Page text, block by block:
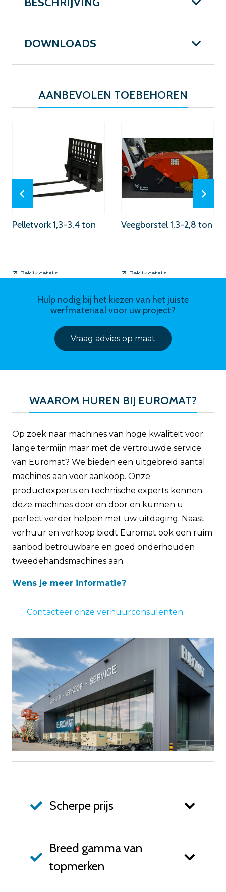
DOWNLOADS
AANBEVOLEN TOEBEHOREN
Pelletvork 1,3-3,4 ton
Bekijk details
Veegborstel 1,3-2,8 ton
Bekijk details
Hulp nodig bij het kiezen van het juiste
werfmateriaal voor uw project?
Vraag advies op maat
WAAROM HUREN BIJ EUROMAT?
Op zoek naar machines van hoge kwaliteit voor
lange termijn maar met de vertrouwde service
van Euromat? We bieden een uitgebreid aantal
machines aan voor aankoop. Onze
productexperts en technische experts kennen
deze machines door en door en kunnen u
perfect verder helpen met uw uitdaging. Naast
verhuur en verkoop biedt Euromat ook een ruim
aanbod betrouwbare en goed onderhouden
tweedehandsmachines aan.
Wens je meer informatie?
Contacteer onze verhuurconsulenten
Scherpe prijs
Breed gamma van
topmerken